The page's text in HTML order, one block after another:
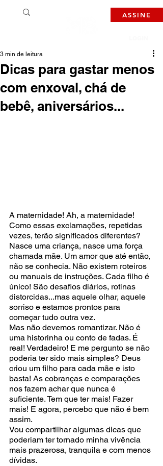
ASSINE
Dicas para gastar menos
com enxoval, chá de
bebê, aniversários...
3 min de leitura
A maternidade! Ah, a maternidade!
Como essas exclamações, repetidas
vezes, terão significados diferentes?
Nasce uma criança, nasce uma força
chamada mãe. Um amor que até então,
não se conhecia. Não existem roteiros
ou manuais de instruções. Cada filho é
único! São desafios diários, rotinas
distorcidas...mas aquele olhar, aquele
sorriso e estamos prontos para
começar tudo outra vez.
Mas não devemos romantizar. Não é
uma historinha ou conto de fadas. É
real! Verdadeiro! E me pergunto se não
poderia ter sido mais simples? Deus
criou um filho para cada mãe e isto
basta! As cobranças e comparações
nos fazem achar que nunca é
suficiente. Tem que ter mais! Fazer
mais! E agora, percebo que não é bem
assim.
Vou compartilhar algumas dicas que
poderiam ter tornado minha vivência
mais prazerosa, tranquila e com menos
dívidas.